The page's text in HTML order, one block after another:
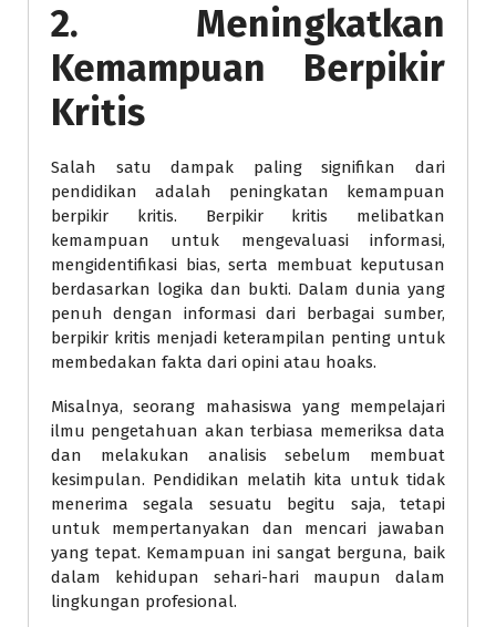
2. Meningkatkan
Kemampuan Berpikir
Kritis
Salah satu dampak paling signifikan dari
pendidikan adalah peningkatan kemampuan
berpikir kritis. Berpikir kritis melibatkan
kemampuan untuk mengevaluasi informasi,
mengidentifikasi bias, serta membuat keputusan
berdasarkan logika dan bukti. Dalam dunia yang
penuh dengan informasi dari berbagai sumber,
berpikir kritis menjadi keterampilan penting untuk
membedakan fakta dari opini atau hoaks.
Misalnya, seorang mahasiswa yang mempelajari
ilmu pengetahuan akan terbiasa memeriksa data
dan melakukan analisis sebelum membuat
kesimpulan. Pendidikan melatih kita untuk tidak
menerima segala sesuatu begitu saja, tetapi
untuk mempertanyakan dan mencari jawaban
yang tepat. Kemampuan ini sangat berguna, baik
dalam kehidupan sehari-hari maupun dalam
lingkungan profesional.